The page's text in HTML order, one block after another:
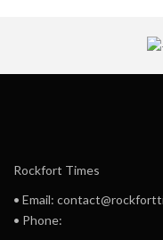
Rockfort Times
• Email:
• Phone: